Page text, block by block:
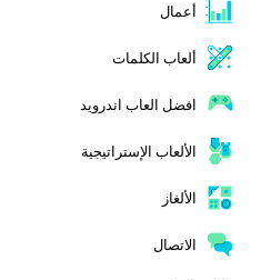
أعمال
ألعاب الكلمات
افضل العاب اندرويد
الألعاب الإستراتيجية
الألغاز
الاتصال